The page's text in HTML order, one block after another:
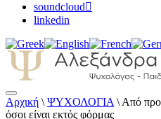
soundcloud
linkedin
Αλεξάνδρα
Αρχική \ ΨΥΧΟΛΟΓΙΑ \ Από
όσοι είναι εκτός φόρμας